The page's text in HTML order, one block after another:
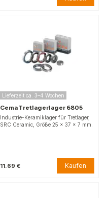
Lieferzeit ca. 3–4 Wochen
Cema Tretlagerlager 6805
Industrie-Keramiklager für Tretlager,
SRC Ceramic, Größe 25 x 37 x 7 mm.
11.69 € Kaufen